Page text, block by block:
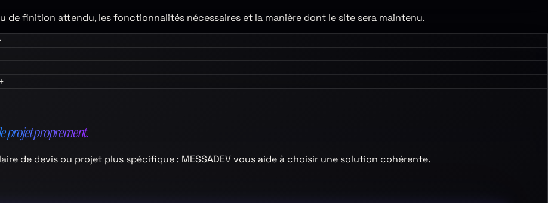
de finition attendu, les fonctionnalités nécessaires et la manière dont le site sera maintenu.
projet proprement.
de devis ou projet plus spécifique : MESSADEV vous aide à choisir une solution cohérente.